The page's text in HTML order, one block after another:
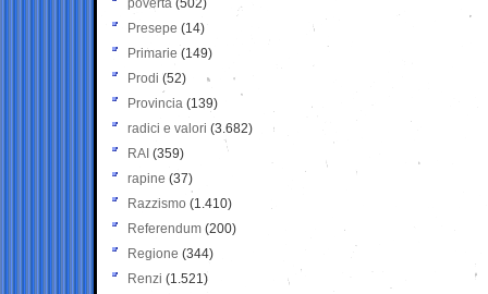
povertà (502)
Presepe (14)
Primarie (149)
Prodi (52)
Provincia (139)
radici e valori (3.682)
RAI (359)
rapine (37)
Razzismo (1.410)
Referendum (200)
Regione (344)
Renzi (1.521)